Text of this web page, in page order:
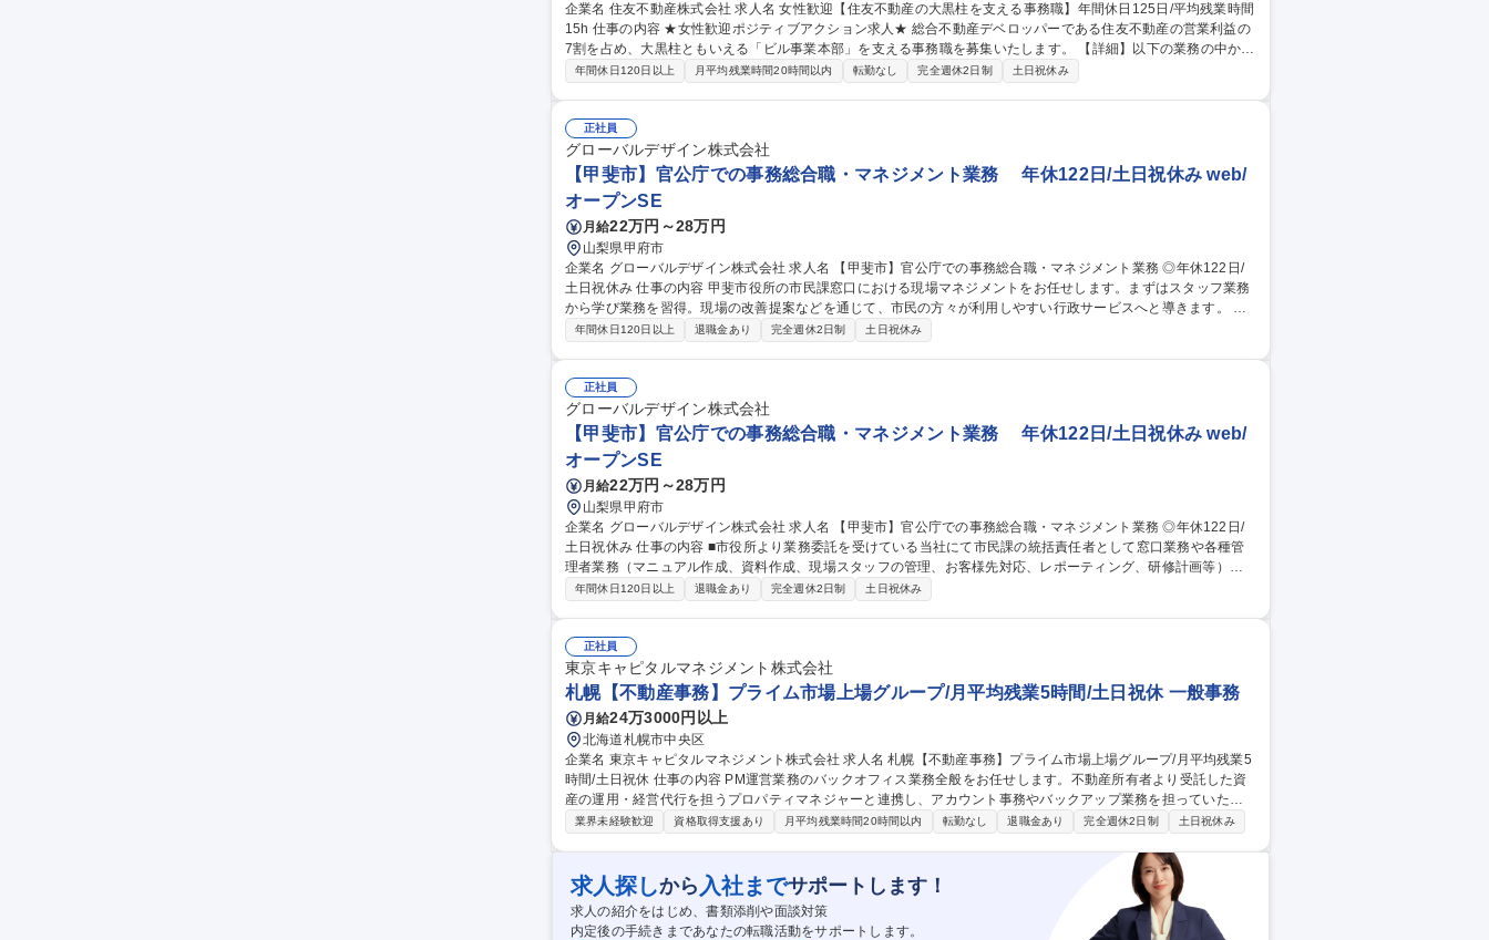
企業名 住友不動産株式会社 求人名 女性歓迎【住友不動産の大黒柱を支える事務職】年間休日125日/平均残業時間
15h 仕事の内容 ★女性歓迎ポジティブアクション求人★ 総合不動産デベロッパーである住友不動産の営業利益の
7割を占め、大黒柱ともいえる「ビル事業本部」を支える事務職を募集いたします。 【詳細】以下の業務の中から
適性に応じてポジションをご提案します ■ラ・トゥールをはじめとした賃貸事業における事務（契約、社内申請、
年間休日120日以上 月平均残業時間20時間以内 転勤なし 完全週休2日制 土日祝休み
正社員
グローバルデザイン株式会社
【甲斐市】官公庁での事務総合職・マネジメント業務 年休122日/土日祝休み web/
オープンSE
月給22万円～28万円
山梨県甲府市
企業名 グローバルデザイン株式会社 求人名 【甲斐市】官公庁での事務総合職・マネジメント業務 ◎年休122日/
土日祝休み 仕事の内容 甲斐市役所の市民課窓口における現場マネジメントをお任せします。まずはスタッフ業務
から学び業務を習得。現場の改善提案などを通じて、市民の方々が利用しやすい行政サービスへと導きます。 ・
窓口業務、各種管理者業務（マニュアル作成・資料作成・レポーティング） ・パートスタッフの管理・指導・シ
での事務総合職・マネジメント業務 ◎年休122日/土日祝休み
年間休日120日以上 退職金あり 完全週休2日制 土日祝休み
正社員
グローバルデザイン株式会社
【甲斐市】官公庁での事務総合職・マネジメント業務 年休122日/土日祝休み web/
オープンSE
月給22万円～28万円
山梨県甲府市
企業名 グローバルデザイン株式会社 求人名 【甲斐市】官公庁での事務総合職・マネジメント業務 ◎年休122日/
土日祝休み 仕事の内容 ■市役所より業務委託を受けている当社にて市民課の統括責任者として窓口業務や各種管
理者業務（マニュアル作成、資料作成、現場スタッフの管理、お客様先対応、レポーティング、研修計画等）を
お任せします。 ■市役所より事務業務を受託し役所にて勤務します。 実務はパート等他スタッフが行い、今回
た課題点や問題点へのアプローチを通して、自治体業務を支援します。 募集職種 【甲斐市】官公庁での事務総合
職・マネジメント業務 ◎年休122日/土日祝休み
年間休日120日以上 退職金あり 完全週休2日制 土日祝休み
正社員
東京キャピタルマネジメント株式会社
札幌【不動産事務】プライム市場上場グループ/月平均残業5時間/土日祝休 一般事務
月給24万3000円以上
北海道札幌市中央区
企業名 東京キャピタルマネジメント株式会社 求人名 札幌【不動産事務】プライム市場上場グループ/月平均残業5
時間/土日祝休 仕事の内容 PM運営業務のバックオフィス業務全般をお任せします。不動産所有者より受託した資
産の運用・経営代行を担うプロパティマネジャーと連携し、アカウント事務やバックアップ業務を担っていただ
きます。 【具体的には】 ■アカウント事務：担当物件のテナント宛請求書作成/入金確認/支払手続(インターネッ
産事務】プライム市場上場グループ/月平均残業5時間/土日祝休
業界未経験歓迎 資格取得支援あり 月平均残業時間20時間以内 転勤なし 退職金あり 完全週休2日制 土日祝休み
求人探しから 入社までサポートします！
求人の紹介をはじめ、書類添削や面談対策
内定後の手続きまであなたの転職活動をサポートします。